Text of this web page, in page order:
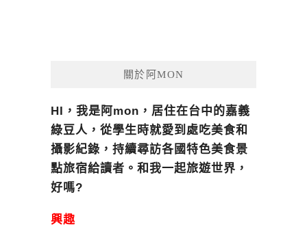
關於阿MON
HI，我是阿mon，居住在台中的嘉義
綠豆人，從學生時就愛到處吃美食和
攝影紀錄，持續尋訪各國特色美食景
點旅宿給讀者。和我一起旅遊世界，
好嗎?
興趣